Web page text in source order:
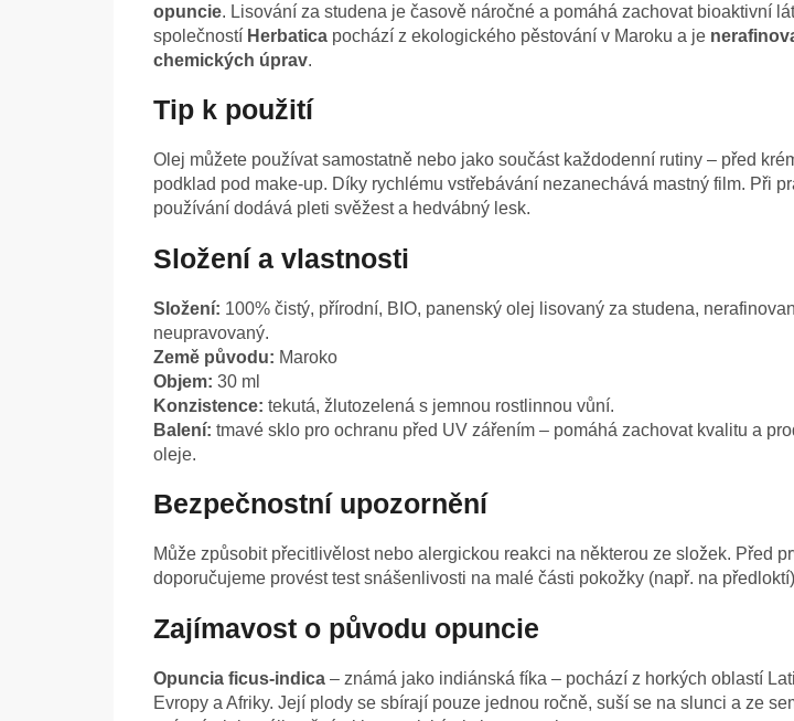
opuncie. Lisování za studena je časově náročné a pomáhá zachovat bioaktivní
společností Herbatica pochází z ekologického pěstování v Maroku a je
chemických úprav.
Tip k použití
Olej můžete používat samostatně nebo jako součást každodenní rutiny – před
podklad pod make-up. Díky rychlému vstřebávání nezanechává mastný film. Při
používání dodává pleti svěžest a hedvábný lesk.
Složení a vlastnosti
Složení: 100% čistý, přírodní, BIO, panenský olej lisovaný za studena,
neupravovaný.
Země původu: Maroko
Objem: 30 ml
Konzistence: tekutá, žlutozelená s jemnou rostlinnou vůní.
Balení: tmavé sklo pro ochranu před UV zářením – pomáhá zachovat kvalitu a
oleje.
Bezpečnostní upozornění
Může způsobit přecitlivělost nebo alergickou reakci na některou ze složek. Před
doporučujeme provést test snášenlivosti na malé části pokožky (např. na
Zajímavost o původu opuncie
Opuncia ficus-indica – známá jako indiánská fíka – pochází z horkých oblastí
Evropy a Afriky. Její plody se sbírají pouze jednou ročně, suší se na slunci a ze